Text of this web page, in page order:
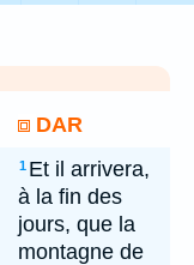
DAR
1 Et il arrivera,
à la fin des
jours, que la
montagne de